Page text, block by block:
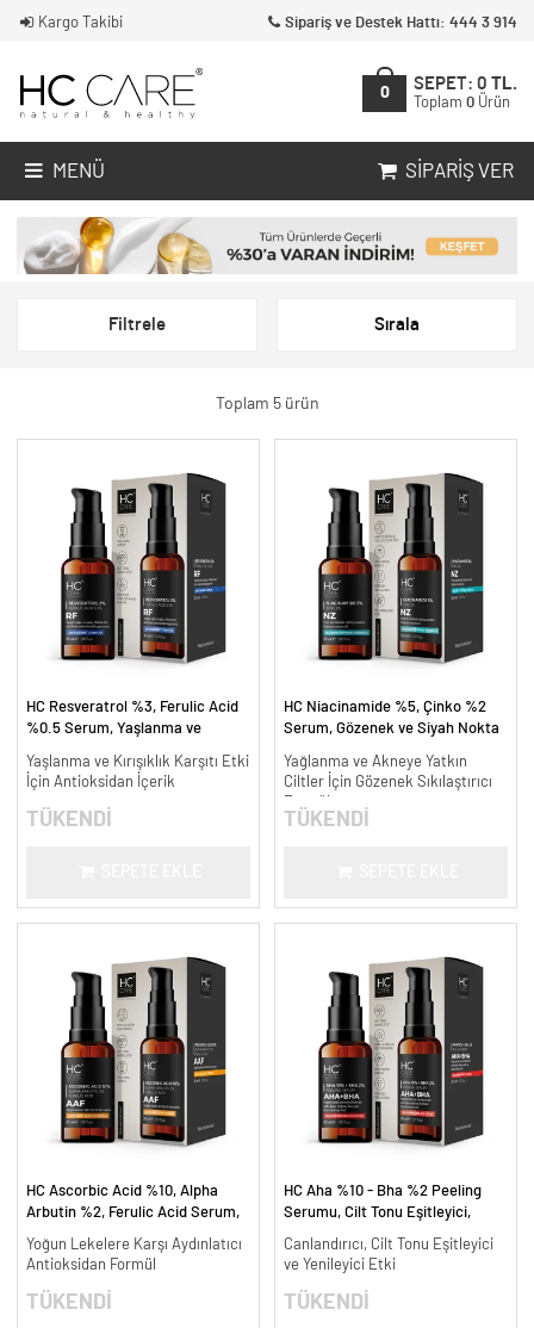
Kargo Takibi Sipariş ve Destek Hattı: 444 3 914
0
SEPET: 0 TL.
Toplam 0 Ürün
MENÜ SIPARIŞ VER
Filtrele Sırala
Toplam 5 ürün
HC Resveratrol %3, Ferulic Acid
%0.5 Serum, Yaşlanma ve
Yaşlanma ve Kırışıklık Karşıtı Etki
İçin Antioksidan İçerik
TÜKENDİ
HC Niacinamide %5, Çinko %2
Serum, Gözenek ve Siyah Nokta
30 ml.
Yağlanma ve Akneye Yatkın
Ciltler İçin Gözenek Sıkılaştırıcı
Formül
TÜKENDİ
HC Ascorbic Acid %10, Alpha
Arbutin %2, Ferulic Acid Serum,
ml.
Yoğun Lekelere Karşı Aydınlatıcı
Antioksidan Formül
TÜKENDİ
HC Aha %10 - Bha %2 Peeling
Serumu, Cilt Tonu Eşitleyici,
Canlandırıcı, Cilt Tonu Eşitleyici
ve Yenileyici Etki
TÜKENDİ